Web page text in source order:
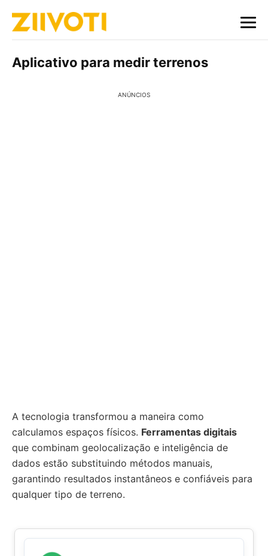
Aplicativo para medir terrenos
ANÚNCIOS
A tecnologia transformou a maneira como
calculamos espaços físicos. Ferramentas digitais
que combinam geolocalização e inteligência de
dados estão substituindo métodos manuais,
garantindo resultados instantâneos e confiáveis para
qualquer tipo de terreno.